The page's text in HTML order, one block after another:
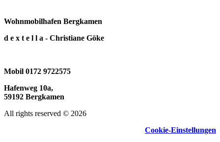
Wohnmobilhafen Bergkamen
d e x t e l l a - Christiane Göke
Mobil 0172 9722575
Hafenweg 10a,
59192 Bergkamen
All rights reserved © 2026
Cookie-Einstellungen